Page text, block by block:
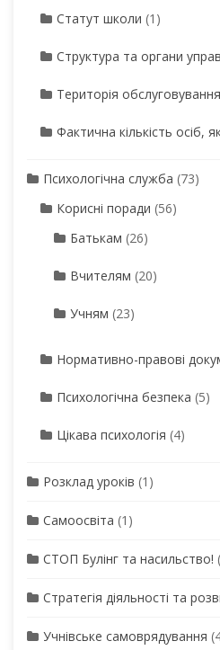
Статут школи (1)
Структура та органи
Територія обслуговування
Фактична кількість осіб,
Психологічна служба (73)
Корисні поради (56)
Батькам (26)
Вчителям (20)
Учням (23)
Нормативно-правові
Психологічна безпека (5)
Цікава психологія (4)
Розклад уроків (1)
Самоосвіта (1)
СТОП Булінг та насильство!
Стратегія діяльності та
Учнівське самоврядування